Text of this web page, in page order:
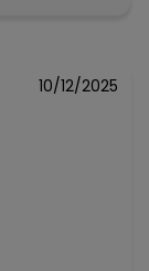
10/12/2025